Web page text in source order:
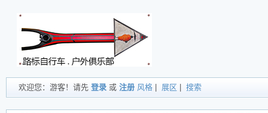
欢迎您：游客！请先 登录 或 注册 风格 展区 搜索